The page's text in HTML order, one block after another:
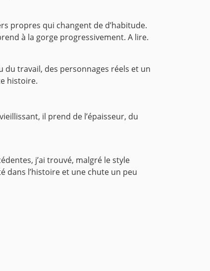
propres qui changent de d’habitude.
à la gorge progressivement. A lire.
du travail, des personnages réels et un
histoire.
il prend de l’épaisseur, du
j’ai trouvé, malgré le style
dans l’histoire et une chute un peu